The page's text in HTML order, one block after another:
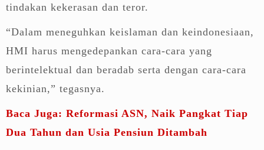
tindakan kekerasan dan teror.
“Dalam meneguhkan keislaman dan keindonesiaan,
HMI harus mengedepankan cara-cara yang
berintelektual dan beradab serta dengan cara-cara
kekinian,” tegasnya.
Baca Juga: Reformasi ASN, Naik Pangkat Tiap
Dua Tahun dan Usia Pensiun Ditambah